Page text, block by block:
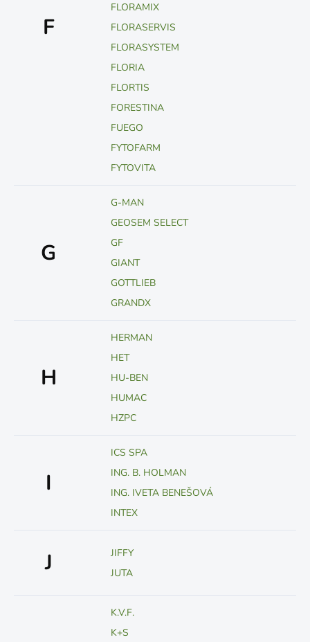
F
FLORAMIX
FLORASERVIS
FLORASYSTEM
FLORIA
FLORTIS
FORESTINA
FUEGO
FYTOFARM
FYTOVITA
G
G-MAN
GEOSEM SELECT
GF
GIANT
GOTTLIEB
GRANDX
H
HERMAN
HET
HU-BEN
HUMAC
HZPC
I
ICS SPA
ING. B. HOLMAN
ING. IVETA BENEŠOVÁ
INTEX
J
JIFFY
JUTA
K.V.F.
K+S